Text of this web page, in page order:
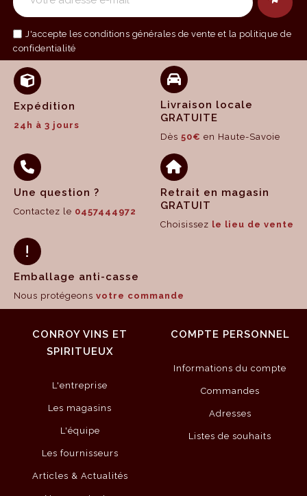
J'accepte les conditions générales de vente et la politique de
confidentialité
Expédition
24h à 3 jours
Livraison locale
GRATUITE
Dès 50€ en Haute-Savoie
Une question ?
Contactez le 0457444972
Retrait en magasin
GRATUIT
Choisissez le lieu de vente
Emballage anti-casse
Nous protégeons votre commande
CONROY VINS ET
SPIRITUEUX
L'entreprise
Les magasins
L'équipe
Les fournisseurs
Articles & Actualités
COMPTE PERSONNEL
Informations du compte
Commandes
Adresses
Listes de souhaits